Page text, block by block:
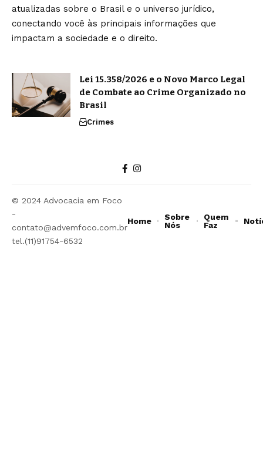
atualizadas sobre o Brasil e o universo jurídico,
conectando você às principais informações que
impactam a sociedade e o direito.
Lei 15.358/2026 e o Novo Marco Legal
de Combate ao Crime Organizado no
Brasil
Crimes
© 2024 Advocacia em Foco
-
contato@advemfoco.com.br
tel.(11)91754-6532
Home
Sobre
Nós
Quem
Faz